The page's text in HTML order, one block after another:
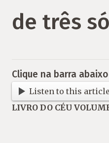
de três
Clique na barra
Listen to this article
LIVRO DO CÉU